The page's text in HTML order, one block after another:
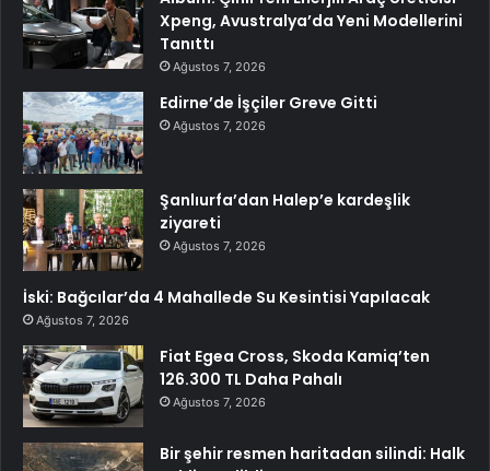
Xpeng, Avustralya’da Yeni Modellerini
Tanıttı
Ağustos 7, 2026
Edirne’de İşçiler Greve Gitti
Ağustos 7, 2026
Şanlıurfa’dan Halep’e kardeşlik
ziyareti
Ağustos 7, 2026
İski: Bağcılar’da 4 Mahallede Su Kesintisi Yapılacak
Ağustos 7, 2026
Fiat Egea Cross, Skoda Kamiq’ten
126.300 TL Daha Pahalı
Ağustos 7, 2026
Bir şehir resmen haritadan silindi: Halk